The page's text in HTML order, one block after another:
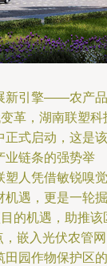
新引擎——农产品
革，湖南联塑科
正式启动，这是该
业链条的强势举
塑人凭借敏锐嗅觉
机遇，更是一轮掘
的机遇，助推该
，嵌入光伏农管网
田园作物保护区的